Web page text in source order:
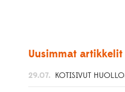
Uusimmat artikkelit
29.07. KOTISIVUT